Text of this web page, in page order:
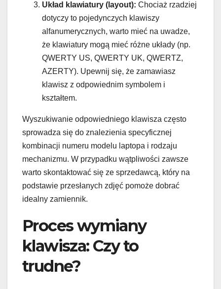
Układ klawiatury (layout): Chociaż rzadziej
dotyczy to pojedynczych klawiszy
alfanumerycznych, warto mieć na uwadze,
że klawiatury mogą mieć różne układy (np.
QWERTY US, QWERTY UK, QWERTZ,
AZERTY). Upewnij się, że zamawiasz
klawisz z odpowiednim symbolem i
kształtem.
Wyszukiwanie odpowiedniego klawisza często
sprowadza się do znalezienia specyficznej
kombinacji numeru modelu laptopa i rodzaju
mechanizmu. W przypadku wątpliwości zawsze
warto skontaktować się ze sprzedawcą, który na
podstawie przesłanych zdjęć pomoże dobrać
idealny zamiennik.
Proces wymiany
klawisza: Czy to
trudne?